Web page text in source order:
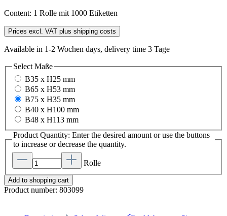
Content: 1 Rolle mit 1000 Etiketten
Prices excl. VAT plus shipping costs
Available in 1-2 Wochen days, delivery time 3 Tage
Select Maße
B35 x H25 mm
B65 x H53 mm
B75 x H35 mm
B40 x H100 mm
B48 x H113 mm
Product Quantity: Enter the desired amount or use the buttons
to increase or decrease the quantity.
Rolle
Add to shopping cart
Product number: 803099